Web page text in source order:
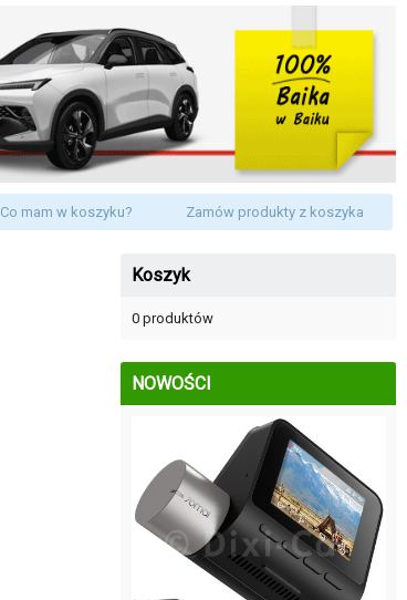
Co mam w koszyku? Zamów produkty z koszyka
Koszyk
0 produktów
NOWOŚCI